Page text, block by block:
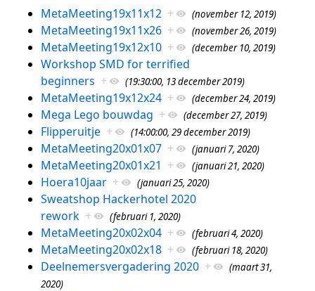
MetaMeeting19x11x12 + (november 12, 2019)
MetaMeeting19x11x26 + (november 26, 2019)
MetaMeeting19x12x10 + (december 10, 2019)
Workshop SMD for terrified
beginners + (19:30:00, 13 december 2019)
MetaMeeting19x12x24 + (december 24, 2019)
Mega Lego bouwdag + (december 27, 2019)
Flipperuitje + (14:00:00, 29 december 2019)
MetaMeeting20x01x07 + (januari 7, 2020)
MetaMeeting20x01x21 + (januari 21, 2020)
Hoera10jaar + (januari 25, 2020)
Sweatshop Hackerhotel 2020
rework + (februari 1, 2020)
MetaMeeting20x02x04 + (februari 4, 2020)
MetaMeeting20x02x18 + (februari 18, 2020)
Deelnemersvergadering 2020 +
(maart 31,
2020)